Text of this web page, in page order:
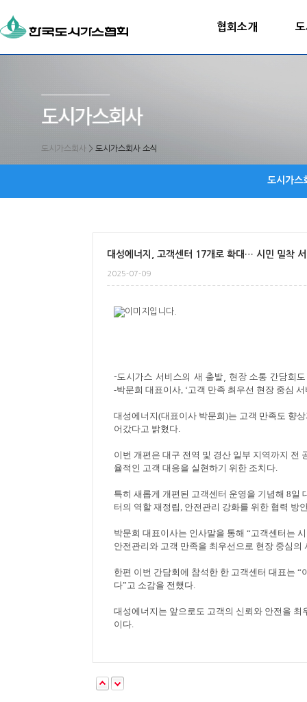
협회소개
도시가스회사 > 도시가스회사 소식
도시가스
대성에너지, 고객센터 17개로 확대… 시민 밀착
2025-07-09
-도시가스 서비스의 새 출발 현장 소통 간담회
-박문희 대표이사, ‘고객 만족 최우선 현장 중심
대성에너지(대표이사 박문희)는 고객 만족도 향
어갔다고 밝혔다.
이번 개편은 대구 전역 및 경산 일부 지역까지 전
율적인 고객 대응을 실현하기 위한 조치다.
특히 새롭게 개편된 고객센터 운영을 기념해 8일
터의 역할 재정립, 안전관리 강화를 위한 협력 방
박문희 대표이사는 인사말을 통해 “고객센터는
안전관리와 고객 만족을 최우선으로 현장 중심의
한편 이번 간담회에 참석한 한 고객센터 대표는 “
다”고 소감을 전했다.
대성에너지는 앞으로도 고객의 신뢰와 안전을
이다.